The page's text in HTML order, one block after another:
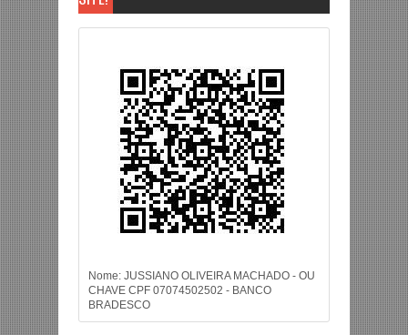
Nome: JUSSIANO OLIVEIRA MACHADO - OU
CHAVE CPF 07074502502 - BANCO
BRADESCO